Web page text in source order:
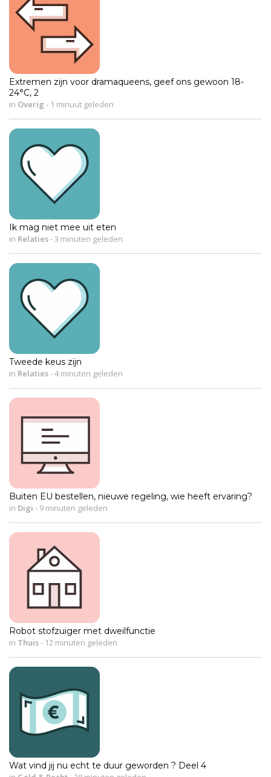
Extremen zijn voor dramaqueens, geef ons gewoon 18-
24°C, 2
in Overig - 1 minuut geleden
Ik mag niet mee uit eten
in Relaties-3 minuten geleden
Tweede keus zijn
in Relaties-4 minuten geleden
Buiten EU bestellen, nieuwe regeling, wie heeft ervaring?
in Digi - 9 minuten geleden
Robot stofzuiger met dweilfunctie
in Thuis- 12 minuten geleden
Wat vind jij nu echt te duur geworden ? Deel 4